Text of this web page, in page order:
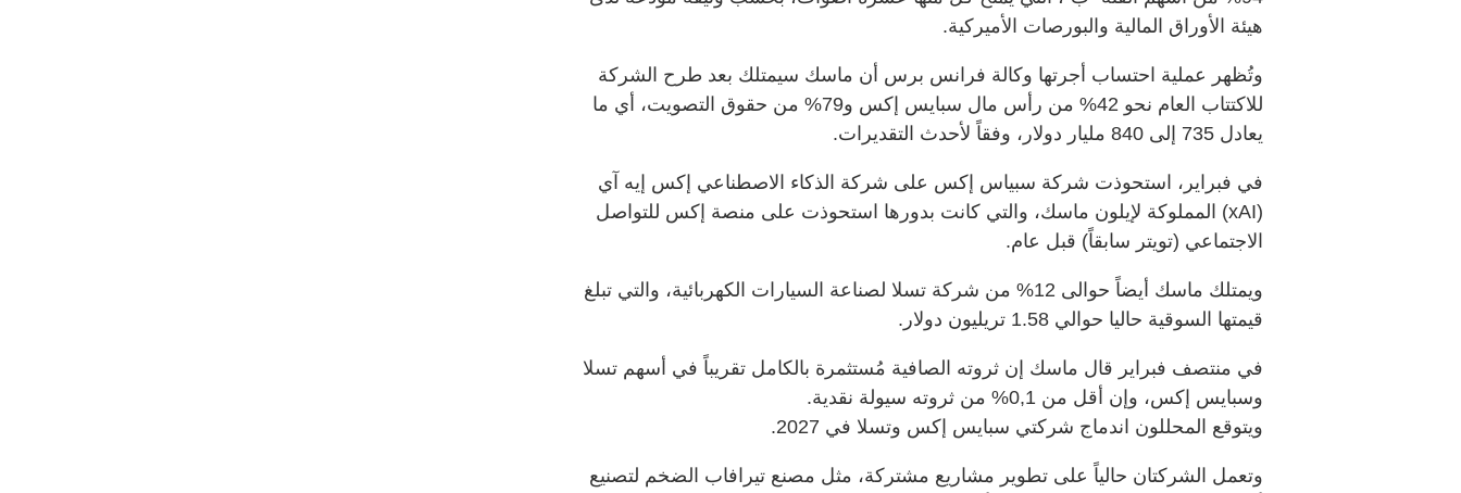
هيئة الأوراق المالية والبورصات الأميركية.
وتُظهر عملية احتساب أجرتها وكالة فرانس برس أن ماسك سيمتلك بعد طرح الشركة
للاكتتاب العام نحو 42% من رأس مال سبايس إكس و79% من حقوق التصويت، أي ما
يعادل 735 إلى 840 مليار دولار، وفقاً لأحدث التقديرات.
في فبراير، استحوذت شركة سبياس إكس على شركة الذكاء الاصطناعي إكس إيه آي
(xAI) المملوكة لإيلون ماسك، والتي كانت بدورها استحوذت على منصة إكس للتواصل
الاجتماعي (تويتر سابقاً) قبل عام.
ويمتلك ماسك أيضاً حوالى 12% من شركة تسلا لصناعة السيارات الكهربائية، والتي تبلغ
قيمتها السوقية حاليا حوالي 1.58 تريليون دولار.
في منتصف فبراير قال ماسك إن ثروته الصافية مُستثمرة بالكامل تقريباً في أسهم تسلا
وسبايس إكس، وإن أقل من 0,1% من ثروته سيولة نقدية.
ويتوقع المحللون اندماج شركتي سبايس إكس وتسلا في 2027.
وتعمل الشركتان حالياً على تطوير مشاريع مشتركة، مثل مصنع تيرافاب الضخم لتصنيع